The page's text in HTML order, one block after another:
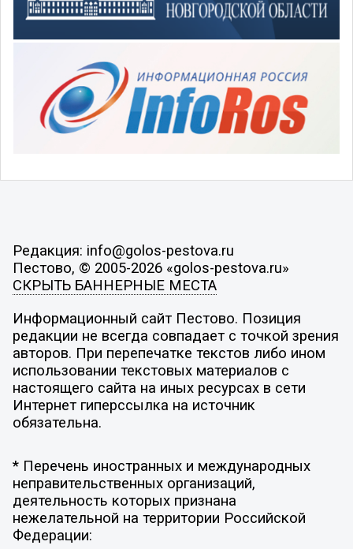
Редакция: info@golos-pestova.ru
Пестово, © 2005-2026 «golos-pestova.ru»
СКРЫТЬ БАННЕРНЫЕ МЕСТА
Информационный сайт Пестово. Позиция
редакции не всегда совпадает с точкой зрения
авторов. При перепечатке текстов либо ином
использовании текстовых материалов с
настоящего сайта на иных ресурсах в сети
Интернет гиперссылка на источник
обязательна.
* Перечень иностранных и международных
неправительственных организаций,
деятельность которых признана
нежелательной на территории Российской
Федерации: